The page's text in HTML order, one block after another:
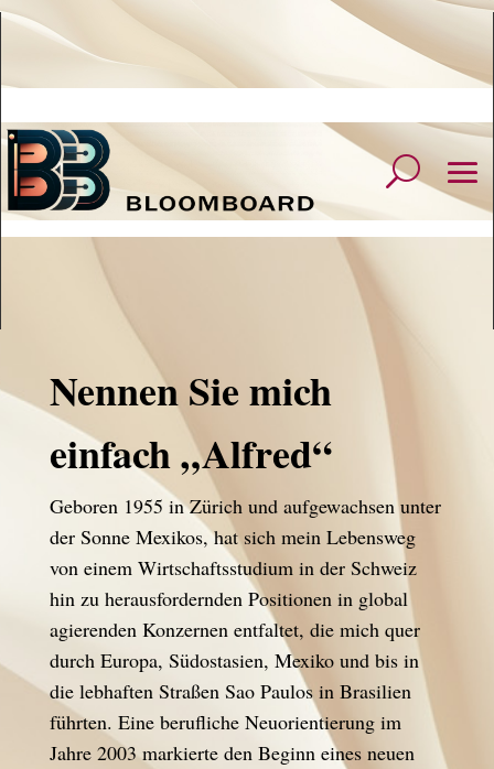
Nennen Sie mich
einfach „Alfred“
Geboren 1955 in Zürich und aufgewachsen unter
der Sonne Mexikos, hat sich mein Lebensweg
von einem Wirtschaftsstudium in der Schweiz
hin zu herausfordernden Positionen in global
agierenden Konzernen entfaltet, die mich quer
durch Europa, Südostasien, Mexiko und bis in
die lebhaften Straßen Sao Paulos in Brasilien
führten. Eine berufliche Neuorientierung im
Jahre 2003 markierte den Beginn eines neuen